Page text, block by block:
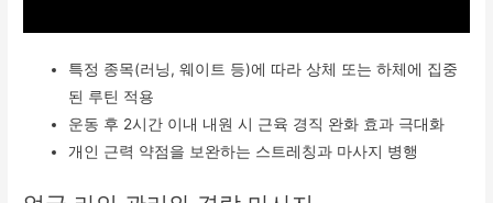
특정 종목(러닝, 웨이트 등)에 따라 상체 또는 하체에 집중
된 루틴 적용
운동 후 2시간 이내 내원 시 근육 경직 완화 효과 극대화
개인 근력 약점을 보완하는 스트레칭과 마사지 병행